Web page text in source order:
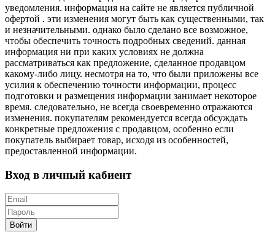
уведомления. информация на сайте не является публичной
офертой . эти изменения могут быть как существенными, так
и незначительными. однако было сделано все возможное,
чтобы обеспечить точность подробных сведений. данная
информация ни при каких условиях не должна
рассматриваться как предложение, сделанное продавцом
какому-либо лицу. несмотря на то, что были приложены все
усилия к обеспечению точности информации, процесс
подготовки и размещения информации занимает некоторое
время. следовательно, не всегда своевременно отражаются
изменения. покупателям рекомендуется всегда обсуждать
конкретные предложения с продавцом, особенно если
покупатель выбирает товар, исходя из особенностей,
предоставленной информации.
Вход в личный кабиент
Войти